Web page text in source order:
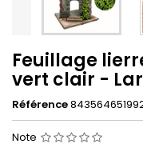
Feuillage
vert clair -
Référence
Note